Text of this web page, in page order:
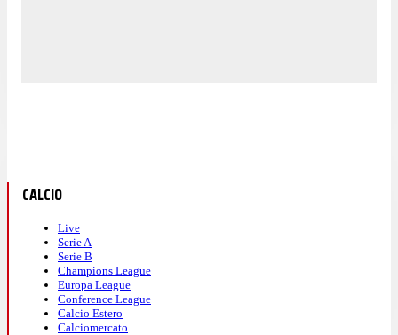
CALCIO
Live
Serie A
Serie B
Champions League
Europa League
Conference League
Calcio Estero
Calciomercato